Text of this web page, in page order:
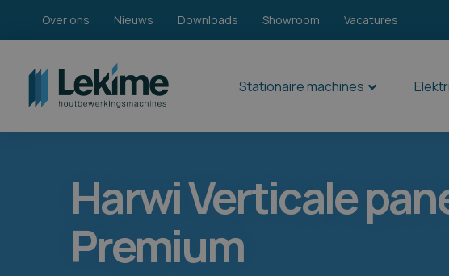
Over ons Nieuws Downloads Showroom Vacatures
Stationaire machines
Harwi Verticale
Premium